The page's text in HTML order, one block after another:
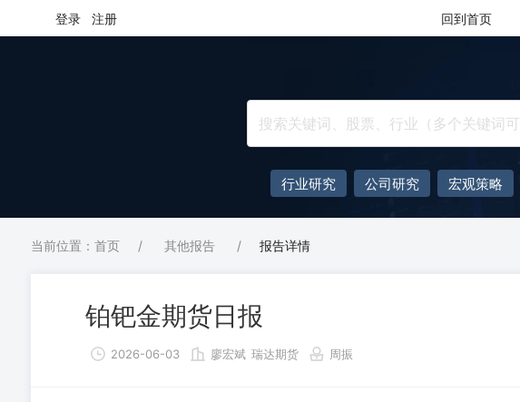
登录 注册 回到首页
行业研究 公司研究 宏观策略
当前位置：首页 / 其他报告 / 报告详情
铂钯金期货日报
2026-06-03 廖宏斌 瑞达期货 周振